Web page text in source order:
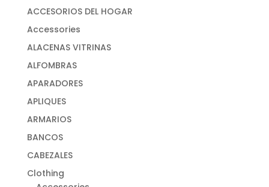
ACCESORIOS DEL HOGAR
Accessories
ALACENAS VITRINAS
ALFOMBRAS
APARADORES
APLIQUES
ARMARIOS
BANCOS
CABEZALES
Clothing